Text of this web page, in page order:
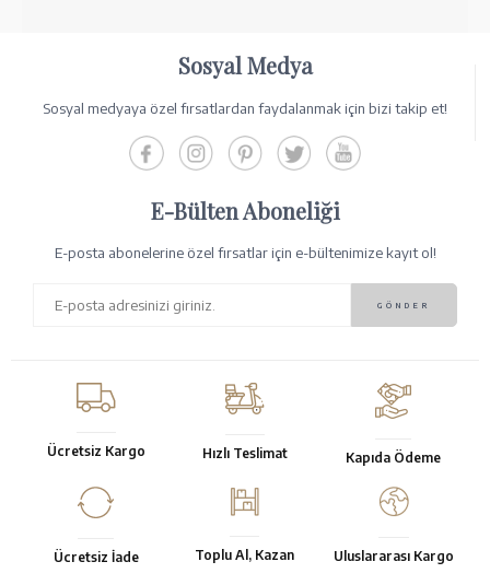
Sosyal Medya
Sosyal medyaya özel fırsatlardan faydalanmak için bizi takip et!
E-Bülten Aboneliği
E-posta abonelerine özel fırsatlar için e-bültenimize kayıt ol!
Ücretsiz Kargo Hızlı Teslimat Kapıda Ödeme
Ücretsiz İade Toplu Al, Kazan Uluslararası Kargo